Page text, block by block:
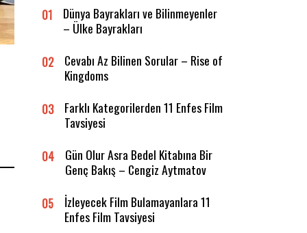
01
Dünya Bayrakları ve Bilinmeyenler
– Ülke Bayrakları
02
Cevabı Az Bilinen Sorular – Rise of
Kingdoms
03
Farklı Kategorilerden 11 Enfes Film
Tavsiyesi
04
Gün Olur Asra Bedel Kitabına Bir
Genç Bakış – Cengiz Aytmatov
05
İzleyecek Film Bulamayanlara 11
Enfes Film Tavsiyesi